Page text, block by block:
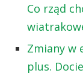
Co rząd
Zmiany w
plus.